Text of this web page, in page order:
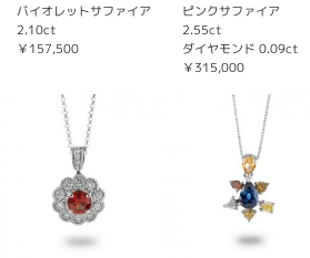
バイオレットサファイア
2.10ct
￥157,500
ピンクサファイア
2.55ct
ダイヤモンド 0.09ct
￥315,000